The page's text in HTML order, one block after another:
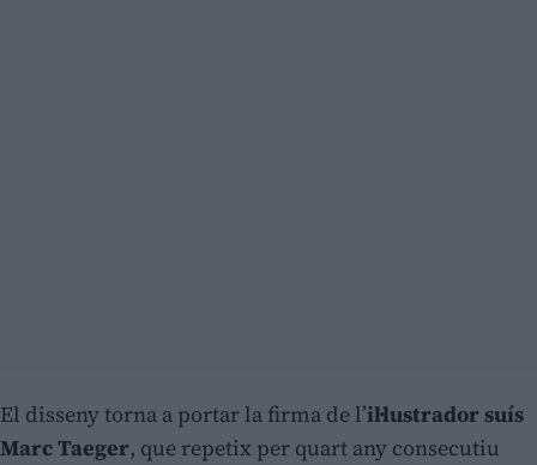
El disseny torna a portar la firma de l’il·lustrador suís
Marc Taeger, que repetix per quart any consecutiu